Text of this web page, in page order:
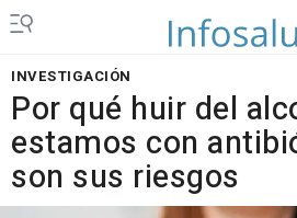
INVESTIGACIÓN
Por qué huir del
estamos con
son sus riesgos